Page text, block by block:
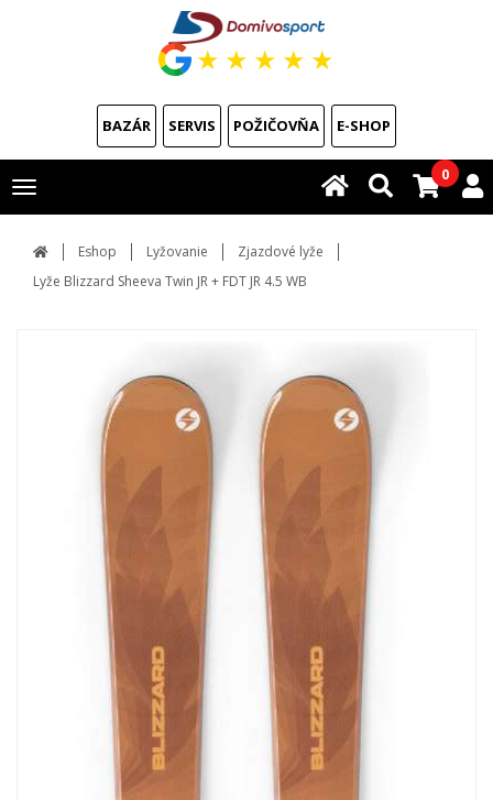
★ ★ ★ ★ ★
BAZÁR SERVIS POŽIČOVŇA E-SHOP
Toggle
navigation
0
Eshop Lyžovanie
Zjazdové lyže
Lyže Blizzard Sheeva Twin JR + FDT JR 4.5 WB